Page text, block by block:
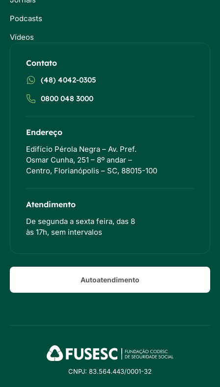
Podcasts
Vídeos
Contato
(48) 4042-0305
0800 048 3000
Endereço
Edifício Pérola Negra – Av. Pref.
Osmar Cunha, 251 – 8º andar –
Centro, Florianópolis – SC, 88015-100
Atendimento
De segunda a sexta feira, das 8
às 17h, sem intervalos
Autoatendimento
CNPJ: 83.564.443/0001-32